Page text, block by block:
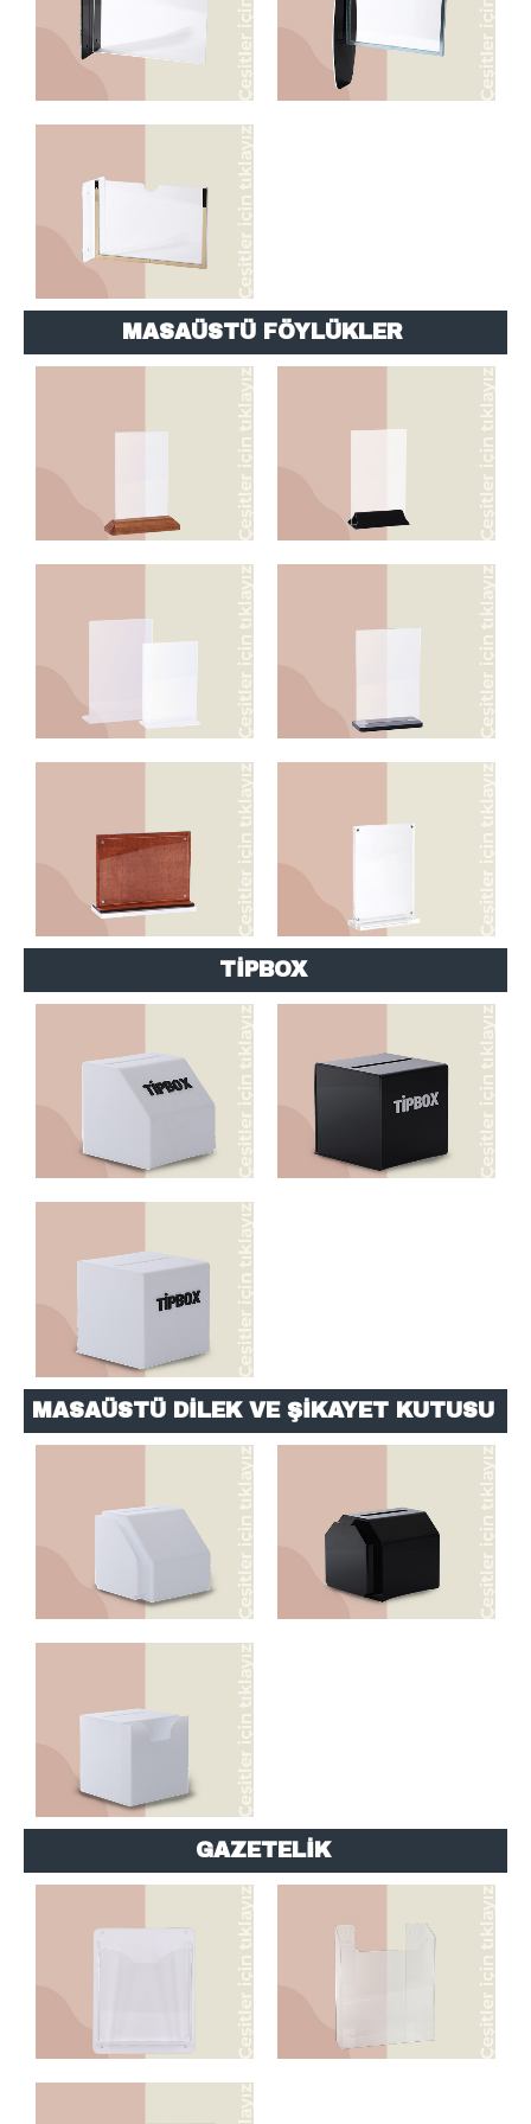
MODELLER
MASAÜSTÜ FÖYLÜKLER
AHŞAP AYAKLI
MODELLER
PLEKSİ AYAKLI
MODELLER
BÜKÜM MODELLER
KALIN AYAKLI
MODELLER
AHŞAP MIKNATISLI
MODELLER
MIKNATISLI MODELLER
TİPBOXTİPBOX KUTULAR
TİPBOX KUTULAR
MASAÜSTÜ DİLEK VE ŞİKAYET KUTUSU
MASAÜSTÜ DİLEK
ŞİKAYET KUTULARI
MASAÜSTÜ DİLEK
ŞİKAYET KUTULARI
MASAÜSTÜ DİLEK
ŞİKAYET KUTULARI
GAZETELİK
GAZETELİK